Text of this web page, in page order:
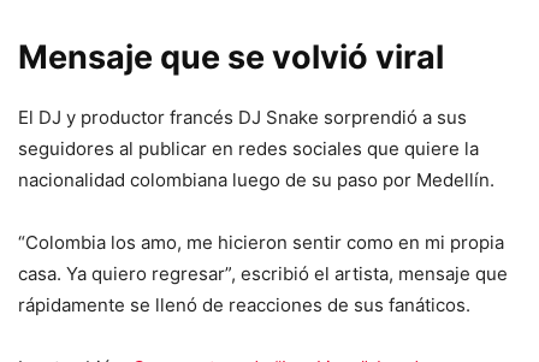
Mensaje que se volvió viral
El DJ y productor francés DJ Snake sorprendió a sus
seguidores al publicar en redes sociales que quiere la
nacionalidad colombiana luego de su paso por Medellín.
“Colombia los amo, me hicieron sentir como en mi propia
casa. Ya quiero regresar”, escribió el artista, mensaje que
rápidamente se llenó de reacciones de sus fanáticos.